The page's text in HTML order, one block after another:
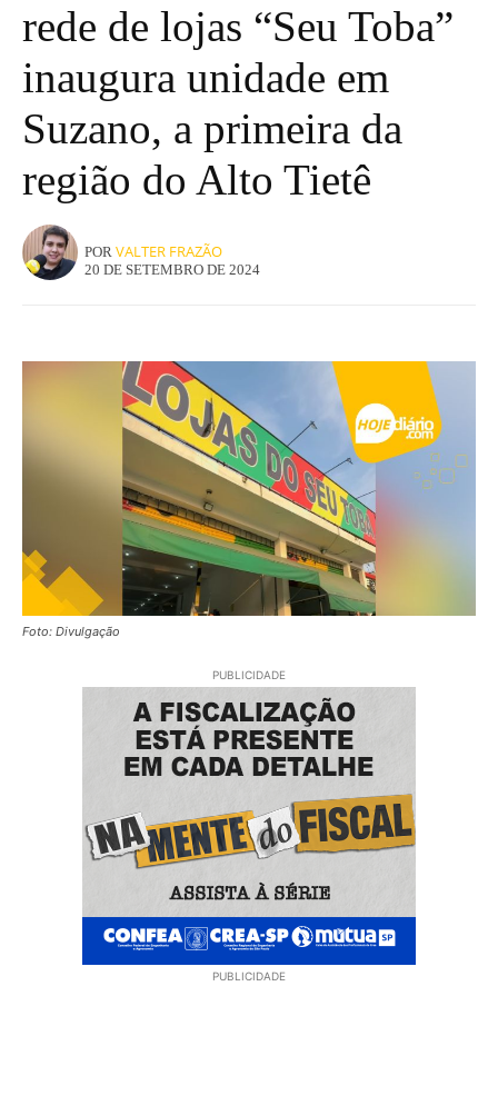
rede de lojas “Seu Toba”
inaugura unidade em
Suzano, a primeira da
região do Alto Tietê
POR VALTER FRAZÃO
20 DE SETEMBRO DE 2024
Foto: Divulgação
PUBLICIDADE
PUBLICIDADE